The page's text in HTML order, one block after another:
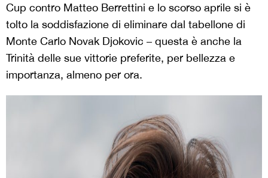
Cup contro Matteo Berrettini e lo scorso aprile si è
tolto la soddisfazione di eliminare dal tabellone di
Monte Carlo Novak Djokovic – questa è anche la
Trinità delle sue vittorie preferite, per bellezza e
importanza, almeno per ora.